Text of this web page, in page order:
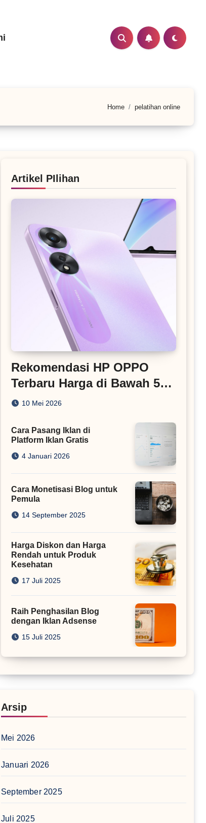
Home pelatihan online
Artikel PIlihan
Rekomendasi HP OPPO
Terbaru Harga di Bawah 5
Juta
10 Mei 2026
Cara Pasang Iklan di
Platform Iklan Gratis
4 Januari 2026
Cara Monetisasi Blog untuk
Pemula
14 September 2025
Harga Diskon dan Harga
Rendah untuk Produk
Kesehatan
17 Juli 2025
Raih Penghasilan Blog
dengan Iklan Adsense
15 Juli 2025
Arsip
Mei 2026
Januari 2026
September 2025
Juli 2025